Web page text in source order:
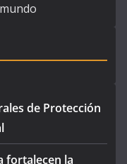
de Protección
fortalecen la